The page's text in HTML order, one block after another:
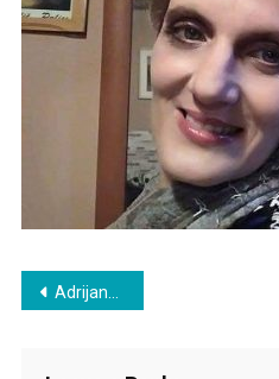
Post
Adrijana Marijanušić – slika rečima